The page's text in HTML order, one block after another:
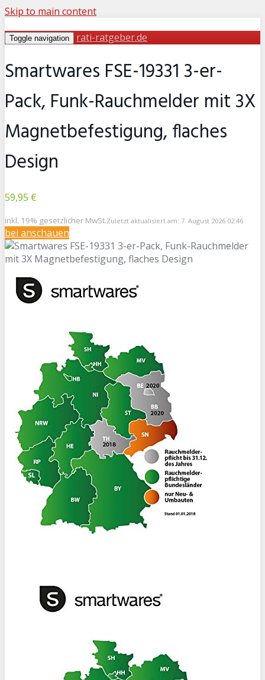
Skip to main content
Toggle navigation rati-ratgeber.de
Smartwares FSE-19331 3-er-
Pack, Funk-Rauchmelder mit 3X
Magnetbefestigung, flaches
Design
59,95 €
inkl. 19% gesetzlicher MwSt.Zuletzt aktualisiert am: 7. August 2026 02:46
bei anschauen